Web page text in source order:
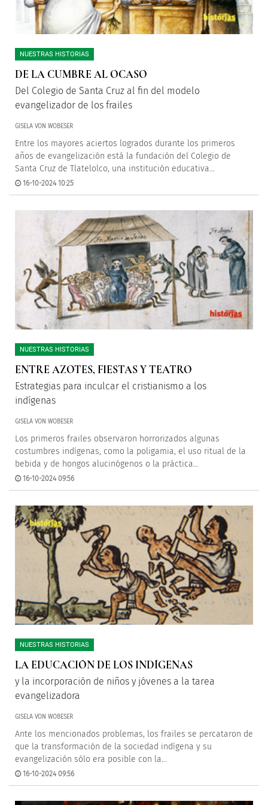
NUESTRAS HISTORIAS
DE LA CUMBRE AL OCASO
Del Colegio de Santa Cruz al fin del modelo
evangelizador de los frailes
GISELA VON WOBESER
Entre los mayores aciertos logrados durante los primeros
años de evangelización está la fundación del Colegio de
Santa Cruz de Tlatelolco, una institución educativa...
16-10-2024 10:25
NUESTRAS HISTORIAS
ENTRE AZOTES, FIESTAS Y TEATRO
Estrategias para inculcar el cristianismo a los
indígenas
GISELA VON WOBESER
Los primeros frailes observaron horrorizados algunas
costumbres indígenas, como la poligamia, el uso ritual de la
bebida y de hongos alucinógenos o la práctica...
16-10-2024 09:56
NUESTRAS HISTORIAS
LA EDUCACIÓN DE LOS INDÍGENAS
y la incorporación de niños y jóvenes a la tarea
evangelizadora
GISELA VON WOBESER
Ante los mencionados problemas, los frailes se percataron de
que la transformación de la sociedad indígena y su
evangelización sólo era posible con la...
16-10-2024 09:56